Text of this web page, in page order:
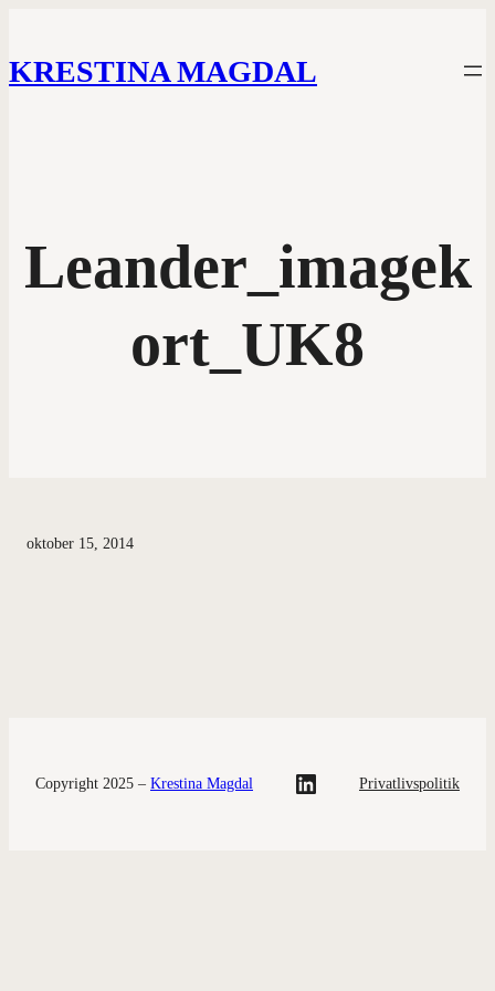
KRESTINA MAGDAL
Leander_imagek
ort_UK8
oktober 15, 2014
Copyright 2025 – Krestina Magdal LinkedInPrivatlivspolitik